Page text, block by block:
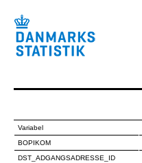
Variabel
BOPIKOM
DST_ADGANGSADRESSE_ID